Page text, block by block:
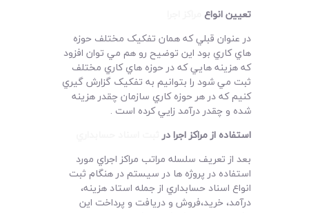
تعيين انواع
در عنوان قبلي که همان تفکيک مختلف حوزه
هاي کاري بود اين توضيح رو هم مي توان افزود
که هزينه هايي که در حوزه هاي کاري مختلف
ثبت مي شود را بتوانيم به تفکيک گزارش گيري
کنيم که در هر حوزه کاري سازمان چقدر هزينه
شده و چقدر درآمد زايي کرده است .
استفاده از مراکز اجرا در
بعد از تعريف سلسله مراتب مراکز اجراي مورد
استفاده در پروژه ها در سيستم در هنگام ثبت
انواع اسناد حسابداري از جمله استاد هزينه،
درآمد، خريد،فروش و دريافت و پرداخت اين